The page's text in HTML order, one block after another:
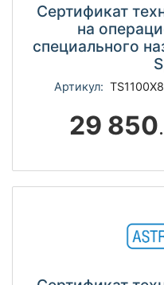
Сертификат
на
специального
Артикул:
29 850